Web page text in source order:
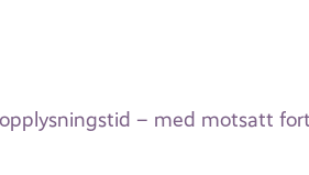
– med motsatt